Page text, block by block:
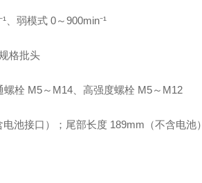
、弱模式 0～900min⁻¹
格批头
栓 M5～M14、高强度螺栓 M5～M12
池接口）；尾部长度 189mm（不含电池）